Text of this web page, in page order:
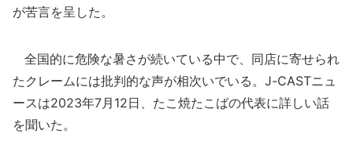
が苦言を呈した。
全国的に危険な暑さが続いている中で、同店に寄せられ
たクレームには批判的な声が相次いでいる。J-CASTニュ
ースは2023年7月12日、たこ焼たこばの代表に詳しい話
を聞いた。